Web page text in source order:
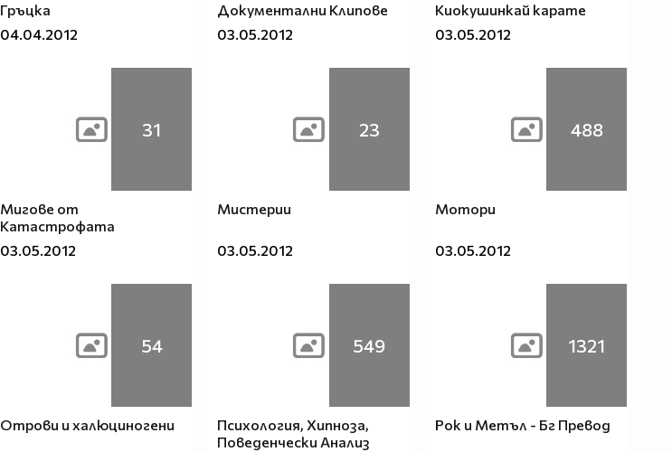
Гръцкa
04.04.2012
Документални Клипове
03.05.2012
Киокушинкай карате
03.05.2012
31
Мигове от
Kатастрофата
03.05.2012
23
Мистерии
03.05.2012
488
Мотори
03.05.2012
54
Отрови и халюциногени
549
Психология, Хипноза,
Поведенчески Анализ
1321
Рок и Метъл - Бг Превод